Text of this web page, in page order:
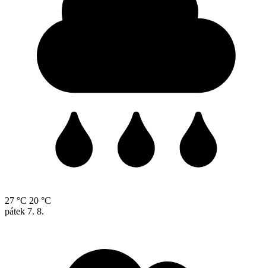
27 °C 20 °C
pátek 7. 8.